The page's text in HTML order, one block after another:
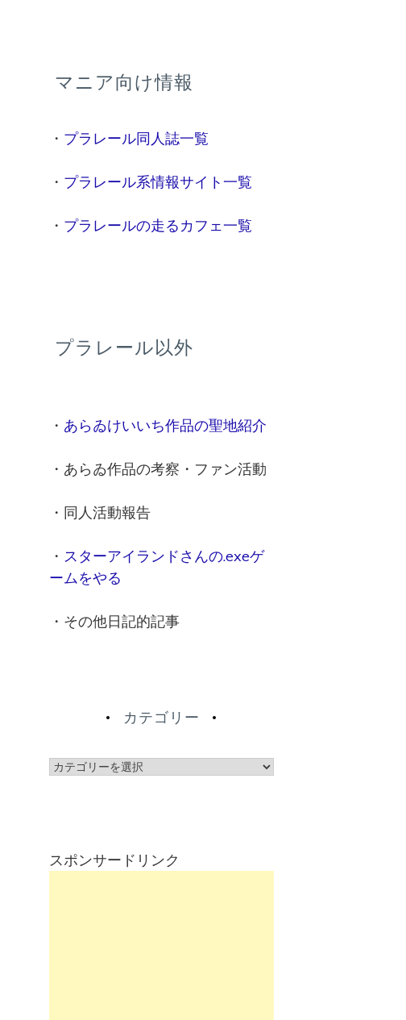
マニア向け情報
・ プラレール同人誌一覧
・ プラレール系情報サイト一覧
・ プラレールの走るカフェ一覧
プラレール以外
・ あらゐけいいち作品の聖地紹介
・あらゐ作品の考察・ファン活動
・同人活動報告
・ スターアイランドさんの.exeゲ
ームをやる
・その他日記的記事
カテゴリー
カ
ー
スポンサードリンク